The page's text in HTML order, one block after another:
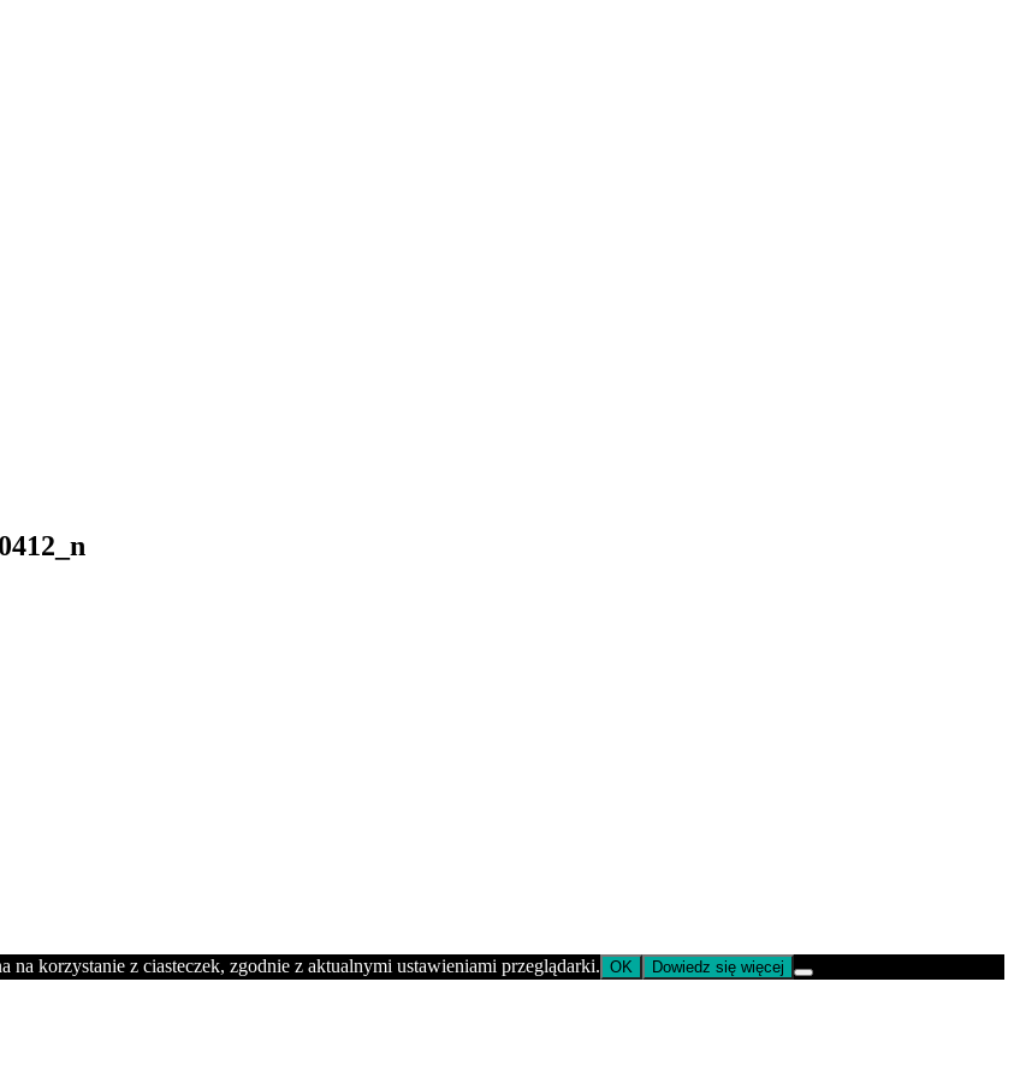
korzystanie z ciasteczek, zgodnie z aktualnymi ustawieniami przeglądarki. OK Dowiedz się więcej